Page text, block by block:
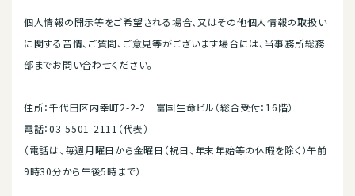
個人情報の開示等をご希望される場合、又はその他個人情報の取扱い
に関する苦情、ご質問、ご意見等がございます場合には、当事務所総務
部までお問い合わせください。
住所：千代田区内幸町2-2-2 富国生命ビル（総合受付：16階）
電話：03-5501-2111（代表）
（電話は、毎週月曜日から金曜日（祝日、年末年始等の休暇を除く）午前
9時30分から午後5時まで）